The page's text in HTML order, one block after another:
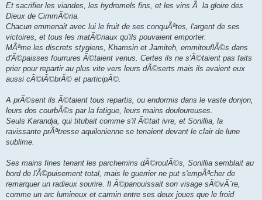
Et sacrifier les viandes, les hydromels fins, et les vins Ã la gloire des
Dieux de CimmÃ©ria.
Chacun emmenait avec lui le fruit de ses conquÃªtes, l'argent de ses
victoires, et tous les matÃ©riaux qu'ils pouvaient emporter.
MÃªme les discrets stygiens, Khamsin et Jamiteh, emmitouflÃ©s dans
d'Ã©paisses fourrures Ã©taient venus. Certes ils ne s'Ã©taient pas faits
prier pour repartir au plus vite vers leurs dÃ©serts mais ils avaient eux
aussi cÃ©lÃ©brÃ© et participÃ©.
A prÃ©sent ils Ã©taient tous repartis, ou endormis dans le vaste donjon,
leurs dos courbÃ©s par la fatigue, leurs mains douloureuses.
Seuls Karandja, qui titubait comme s'il Ã©tait ivre, et Sonillia, la
ravissante prÃªtresse aquilonienne se tenaient devant le clair de lune
sublime.
Ses mains fines tenant les parchemins dÃ©roulÃ©s, Sonillia semblait au
bord de l'Ã©puisement total, mais le guerrier ne put s'empÃªcher de
remarquer un radieux sourire. Il Ã©panouissait son visage sÃ©vÃ¨re,
comme un arc lumineux et carmin entre ses deux joues que le froid